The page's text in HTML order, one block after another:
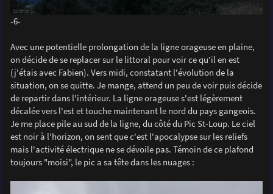
-6-
Avec une potentielle prolongation de la ligne orageuse en plaine,
on décide de se replacer sur le littoral pour voir ce qu'il en est
(j'étais avec Fabien). Vers midi, constatant l'évolution de la
situation, on se quitte. Je mange, attend un peu de voir puis décide
de repartir dans l'intérieur. La ligne orageuse s'est légèrement
décalée vers l'est et touche maintenant le nord du pays gangeois.
Je me place pile au sud de la ligne, du côté du Pic St-Loup. Le ciel
est noir à l'horizon, on sent que c'est l'apocalypse sur les reliefs
mais l'activité électrique ne se dévoile pas. Témoin de ce plafond
toujours "moisi", le pic a sa tête dans les nuages :